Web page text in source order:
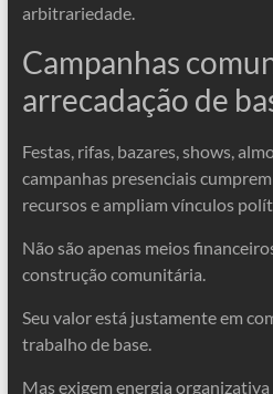
arbitrariedade.
Campanhas
arrecadação de
Festas, rifas, bazares, shows,
campanhas presenciais
recursos e ampliam vínculos
Não são apenas meios
construção comunitária.
Seu valor está justamente em
trabalho de base.
Mas exigem energia